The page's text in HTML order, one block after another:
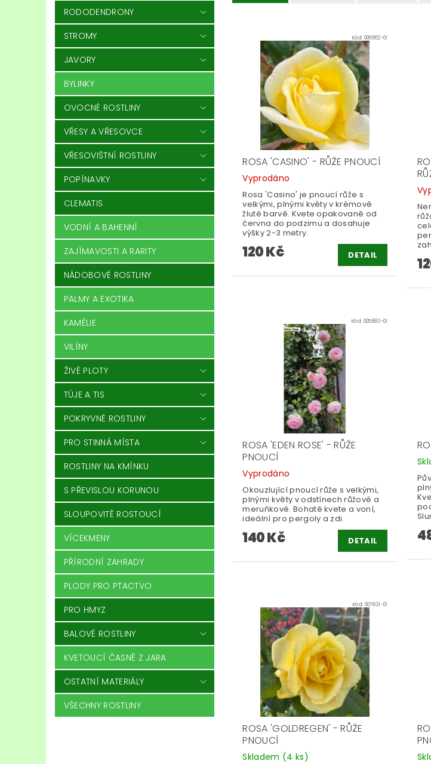
RODODENDRONY
STROMY
JAVORY
BYLINKY
OVOCNÉ ROSTLINY
VŘESY A VŘESOVCE
VŘESOVIŠTNÍ ROSTLINY
POPÍNAVKY
CLEMATIS
VODNÍ A BAHENNÍ
ZAJÍMAVOSTI A RARITY
NÁDOBOVÉ ROSTLINY
PALMY A EXOTIKA
KAMÉLIE
VILÍNY
ŽIVÉ PLOTY
TÚJE A TIS
POKRYVNÉ ROSTLINY
PRO STINNÁ MÍSTA
ROSTLINY NA KMÍNKU
S PŘEVISLOU KORUNOU
SLOUPOVITĚ ROSTOUCÍ
VÍCEKMENY
PŘÍRODNÍ ZAHRADY
PLODY PRO PTACTVO
PRO HMYZ
BALOVÉ ROSTLINY
KVETOUCÍ ČASNĚ Z JARA
OSTATNÍ MATERIÁLY
VŠECHNY ROSTLINY
Kód: 005862-01
ROSA 'CASINO' - RŮŽE PNOUCÍ
Vyprodáno
Rosa 'Casino' je pnoucí růže s
velkými, plnými květy v krémově
žluté barvě. Kvete opakovaně od
června do podzimu a dosahuje
výšky 2-3 metry.
120 Kč DETAIL
Kód: 005883-01
ROSA 'EDEN ROSE' - RŮŽE
PNOUCÍ
Vyprodáno
Okouzlující pnoucí růže s velkými,
plnými květy v odstínech růžové a
meruňkové. Bohatě kvete a voní,
ideální pro pergoly a zdi.
140 Kč DETAIL
Kód: 007831-01
ROSA 'GOLDREGEN' - RŮŽE
PNOUCÍ
Skladem (4 ks)